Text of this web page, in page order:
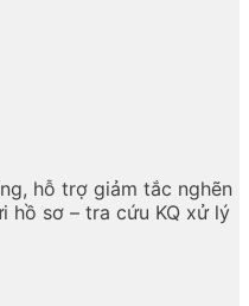
hỗ trợ giảm tắc nghẽn
hồ sơ – tra cứu KQ xử lý